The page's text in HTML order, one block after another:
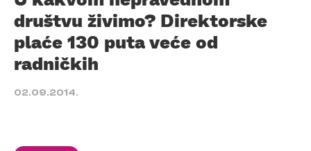
društvu živimo? Direktorske
plaće 130 puta veće od
radničkih
02.09.2014.